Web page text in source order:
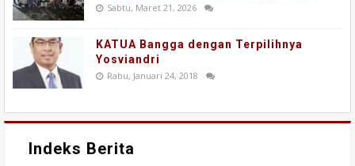
Sabtu, Maret 21, 2026
KATUA Bangga dengan Terpilihnya
Yosviandri
Rabu, Januari 24, 2018
Indeks Berita